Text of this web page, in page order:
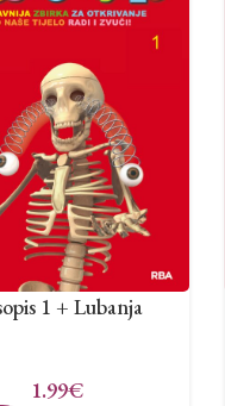
1 + Lubanja
1.99€